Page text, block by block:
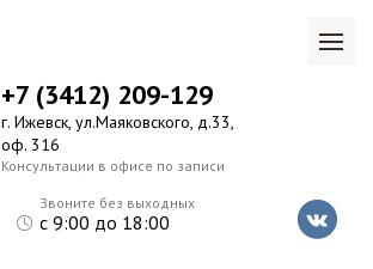
Звоните без выходных
с 9:00 до 18:00
+7 (3412) 209-129
г. Ижевск, ул.Маяковского, д.33,
оф. 316
Консультации в офисе по записи